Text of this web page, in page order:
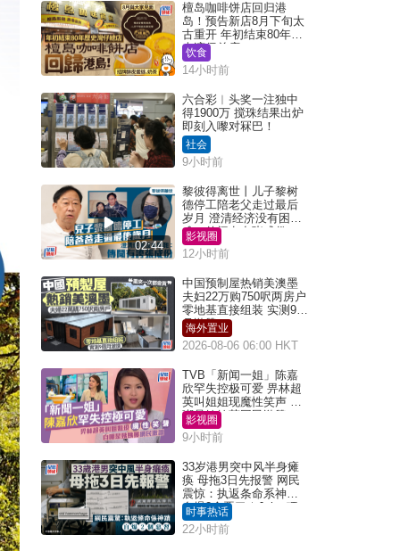
檀岛咖啡饼店回归港
岛！预告新店8月下旬太
古重开 年初结束80年历
史湾仔总店
饮食
14小时前
六合彩︱头奖一注独中
得1900万 搅珠结果出炉
即刻入嚟对冧巴！
社会
9小时前
02:44
黎彼得离世丨儿子黎树
德停工陪老父走过最后
岁月 澄清经济没有困
难：传闻有夸张成份
影视圈
12小时前
中国预制屋热销美澳墨
夫妇22万购750呎两房户
零地基直接组装 实测9个
月激赞
海外置业
2026-08-06 06:00 HKT
TVB「新闻一姐」陈嘉
欣罕失控极可爱 畀林超
英叫姐姐现魔性笑声 自
嘲是姨姨获网民激赞
影视圈
9小时前
33岁港男突中风半身瘫
痪 母拖3日先报警 网民
震惊：执返条命系神迹
自爆2个恶习｜Juicy叮
时事热话
22小时前